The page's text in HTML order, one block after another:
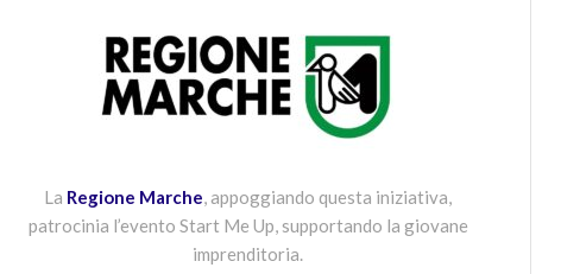
La Regione Marche, appoggiando questa iniziativa,
patrocinia l’evento Start Me Up, supportando la giovane
imprenditoria.